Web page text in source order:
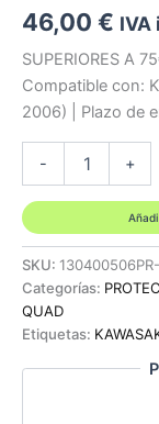
46,00 € IVA
SUPERIORES A
Compatible con:
2006) | Plazo de
-
LATERAL
CHASIS
COLOR
NEGRO
-
KAWASAKI
KFX
400
cantidad
+
SKU:
Categorías:
QUAD
Etiquetas: